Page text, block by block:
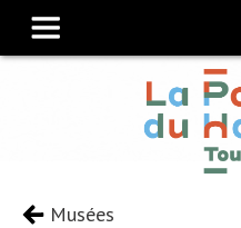
Musées